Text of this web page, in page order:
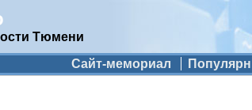
Тюмени
Сайт-мемориал